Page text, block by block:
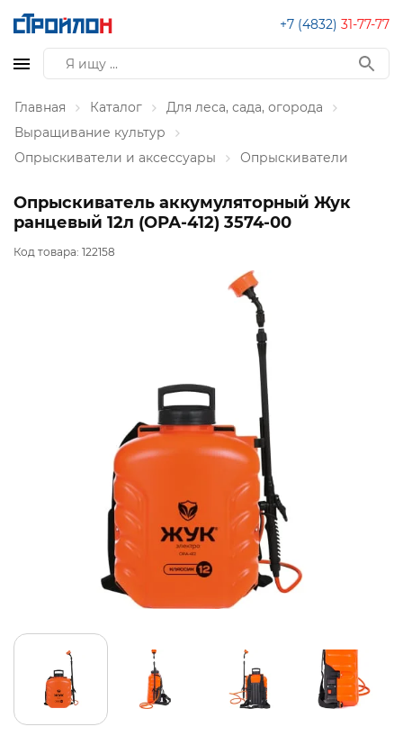
+7 (4832) 31-77-77
Главная Каталог
Для леса, сада, огорода
Выращивание культур
Опрыскиватели и аксессуары
Опрыскиватели
Опрыскиватель аккумуляторный Жук
ранцевый 12л (ОРА-412) 3574-00
Код товара: 122158